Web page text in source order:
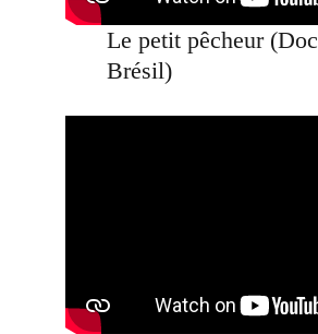
Le petit pêcheur (Doc
Brésil)